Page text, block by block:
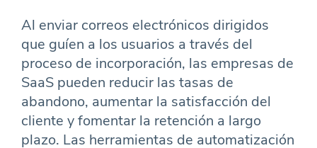
Al enviar correos electrónicos dirigidos
que guíen a los usuarios a través del
proceso de incorporación, las empresas de
SaaS pueden reducir las tasas de
abandono, aumentar la satisfacción del
cliente y fomentar la retención a largo
plazo. Las herramientas de automatización